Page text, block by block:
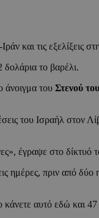
και τις εξελίξεις
το βαρέλι.
άνοιγμα του Στενού
του Ισραήλ
έγραψε στο δίκτυό
ημέρες, πριν από
αυτό εδώ και 47